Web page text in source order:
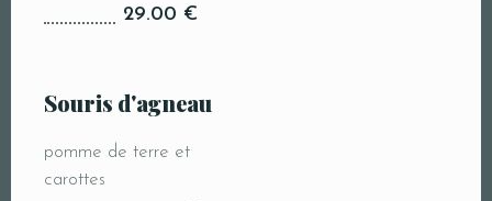
29.00 €
Souris d'agneau
pomme de terre et
carottes